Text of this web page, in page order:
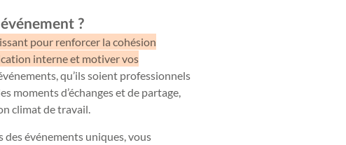
?
pour renforcer la cohésion
interne et motiver vos
qu’ils soient professionnels
moments d’échanges et de partage,
climat de travail.
événements uniques, vous